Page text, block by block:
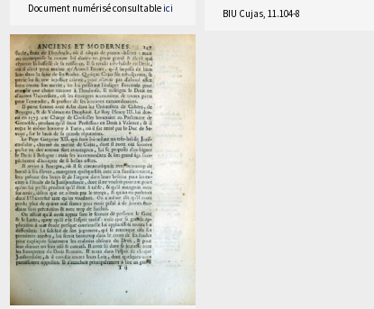
Document numérisé consultable ici BIU Cujas, 11.104-8